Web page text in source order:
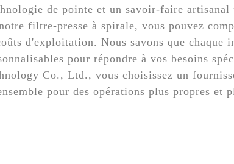
de pointe et un savoir-faire artisanal
filtre-presse à spirale, vous pouvez
d'exploitation. Nous savons que chaque
pour répondre à vos besoins
Co., Ltd., vous choisissez un
pour des opérations plus propres et